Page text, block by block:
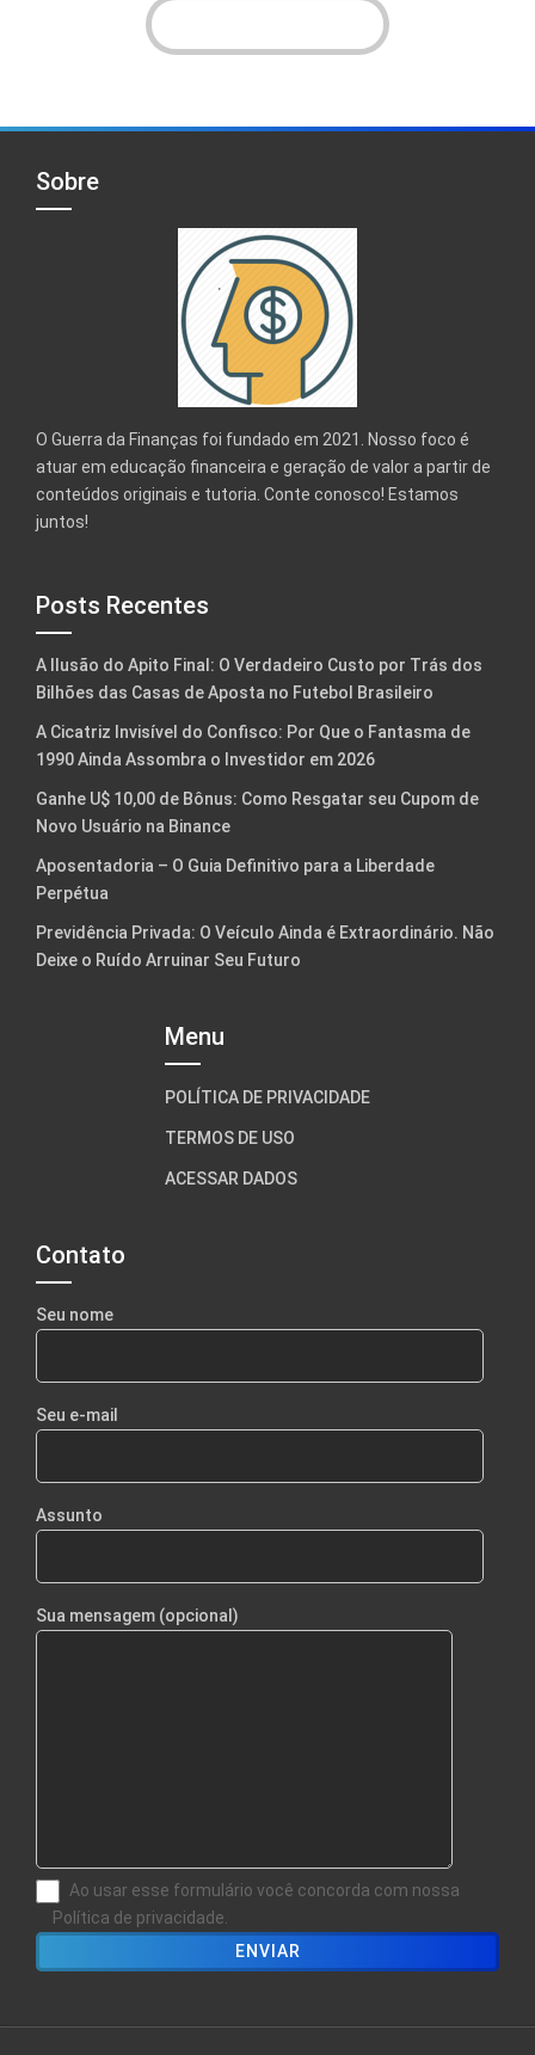
Sobre
O Guerra da Finanças foi fundado em 2021. Nosso foco é
atuar em educação financeira e geração de valor a partir de
conteúdos originais e tutoria. Conte conosco! Estamos
juntos!
Posts Recentes
A Ilusão do Apito Final: O Verdadeiro Custo por Trás dos
Bilhões das Casas de Aposta no Futebol Brasileiro
A Cicatriz Invisível do Confisco: Por Que o Fantasma de
1990 Ainda Assombra o Investidor em 2026
Ganhe U$ 10,00 de Bônus: Como Resgatar seu Cupom de
Novo Usuário na Binance
Aposentadoria – O Guia Definitivo para a Liberdade
Perpétua
Previdência Privada: O Veículo Ainda é Extraordinário. Não
Deixe o Ruído Arruinar Seu Futuro
Menu
POLÍTICA DE PRIVACIDADE
TERMOS DE USO
ACESSAR DADOS
Contato
Seu nome
Seu e-mail
Assunto
Sua mensagem (opcional)
Ao usar esse formulário você concorda com nossa
Política de privacidade.